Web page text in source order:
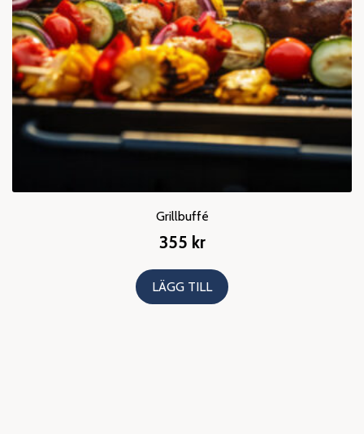
Grillbuffé
355 kr
LÄGG TILL